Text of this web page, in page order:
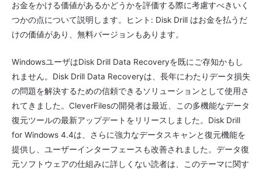
お金をかける価値があるかどうかを評価する際に考慮すべきいく
つかの点について説明します。ヒント: Disk Drill はお金を払うだ
けの価値があり、無料バージョンもあります。
WindowsユーザはDisk Drill Data Recoveryを既にご存知かもし
れません。Disk Drill Data Recoveryは、長年にわたりデータ損失
の問題を解決するための信頼できるソリューションとして使用さ
れてきました。CleverFilesの開発者は最近、この多機能なデータ
復元ツールの最新アップデートをリリースしました。Disk Drill
for Windows 4.4は、さらに強力なデータスキャンと復元機能を
提供し、ユーザーインターフェースも改善されました。データ復
元ソフトウェアの仕組みに詳しくない読者は、このテーマに関す